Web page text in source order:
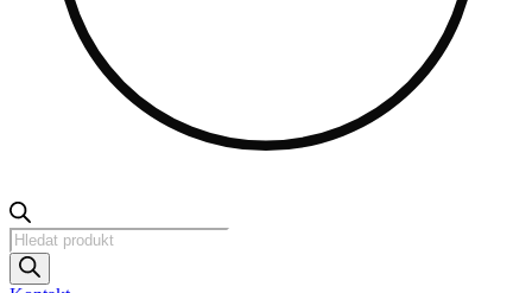
Products
search